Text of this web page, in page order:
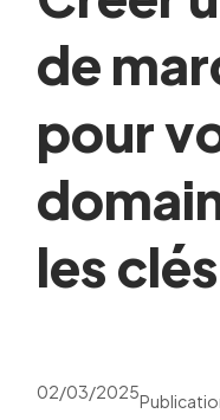
de
pour
les
02/03/2025